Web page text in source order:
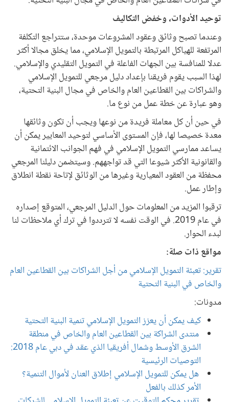
توحيد الأدوات، وخفض التكاليف
وعندما تصبح وثائق وعقود المشروعات موحدة، ستتراجع التكلفة
المرتفعة للهياكل المرتبطة بالتمويل الإسلامي، مما يخلق مجالا أكثر
عدلا للمنافسة بين الجهات الفاعلة في التمويل التقليدي والإسلامي.
لهذا السبب يقوم فريقنا بإعداد دليل مرجعي للتمويل الإسلامي
والشراكات بين القطاعين العام والخاص في مجال البنية التحتية،
وهو عبارة عن خطة عمل من نوع ما.
في حين أن كل معاملة فريدة من نوعها ويجب أن تكون وثائقها
معدة خصيصا لها، فإن المستوى الأساسي لتوحيد المعايير يمكن أن
يساعد ممارسي التمويل الإسلامي في فهم الجوانب الائتمانية
والقانونية الأكثر شيوعا التي قد تواجههم. وسيتضمن دليلنا المرجعي
محفظة من العقود المعيارية وغيرها من الوثائق لإتاحة نقطة انطلاق
وإطار عمل.
ترقبوا المزيد من المعلومات حول الدليل المرجعي، المتوقع إصداره
في عام 2019. في الوقت نفسه لا تترددوا في ترك أي ملاحظات لنا
لبدء الحوار.
مواقع ذات صلة:
تقرير: تعبئة التمويل الإسلامي من أجل الشراكات بين القطاعين العام
والخاص في البنية التحتية
مدونات:
كيف يمكن أن يعزز التمويل الإسلامي تنمية البنية التحتية
منتدى الشراكة بين القطاعين العام والخاص في منطقة
الشرق الأوسط وشمال أفريقيا الذي عقد في دبي عام 2018:
التوصيات الرئيسية
هل يمكن للتمويل الإسلامي إطلاق العنان لأموال التنمية؟
الأمر كذلك بالفعل